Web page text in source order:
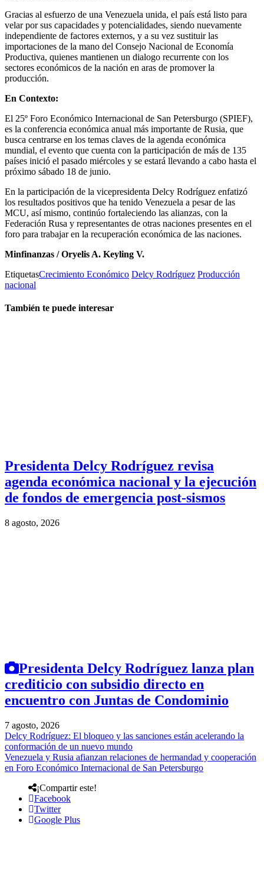
Gracias al esfuerzo de una Venezuela unida, el país está listo para
velar por sus capacidades y potencialidades, siendo nuevamente
independiente de factores externos, y a su vez sustituir las
importaciones de la mano del Consejo Nacional de Economía
Productiva, quienes mantienen un dialogo recurrente con los
sectores económicos de la nación en aras de promover la
producción.
En Contexto:
El 25º Foro Económico Internacional de San Petersburgo (SPIEF),
es la conferencia económica anual más importante de Rusia, que
busca centrarse en los temas claves de la agenda económica
mundial, el evento que cuenta con la participación de más de 135
países inició el pasado miércoles y se estará llevando a cabo hasta el
próximo sábado 18 de junio.
En la participación de la vicepresidenta Delcy Rodríguez enfatizó
los resultados positivos que ha tenido Venezuela a pesar de las
MCU, así mismo, continúo fortaleciendo las alianzas, con la
Federación Rusa y representantes de otras naciones presentes en el
foro para trabajar en la recuperación económica de las naciones.
Minfinanzas / Oryelis A. Keyling V.
EtiquetasCrecimiento Económico Delcy Rodríguez Producción
nacional
También te puede interesar
Presidenta Delcy Rodríguez revisa
agenda económica nacional y la ejecución
de fondos de emergencia post-sismos
8 agosto, 2026
Presidenta Delcy Rodríguez lanza plan
crediticio con subsidio directo en
encuentro con Juntas de Condominio
7 agosto, 2026
Delcy Rodríguez: El bloqueo y las sanciones están acelerando la
conformación de un nuevo mundo
Venezuela y Rusia afianzan relaciones de hermandad y cooperación
en Foro Económico Internacional de San Petersburgo
¡Compartir este!
Facebook
Twitter
Google Plus